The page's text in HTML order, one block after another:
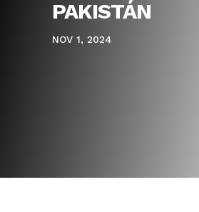
PAKISTÁN
NOV 1, 2024